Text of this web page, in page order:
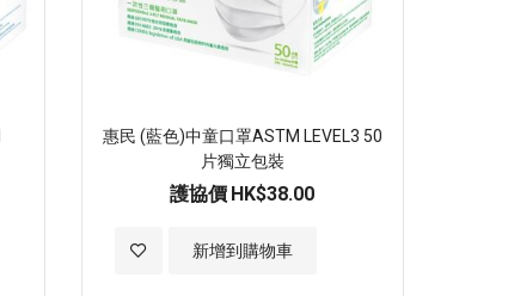
惠民 (藍色)中童口罩ASTM LEVEL3 50
片獨立包裝
護協價 HK$38.00
新增到購物車
加